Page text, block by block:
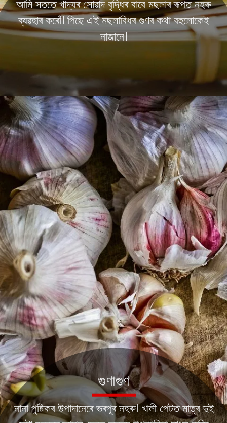
আমি সততে খাদ্যৰ সোৱাদ বৃদ্ধিৰ বাবে মছলাৰ ৰূপত নহৰু
ব্যৱহাৰ কৰোঁ। পিছে এই মছলাবিধৰ গুণৰ কথা বহুলোকেই
নাজানে।
নানা পুষ্টিকৰ উপাদানেৰে ভৰপূৰ নহৰু। খালী পেটত মাত্ৰ দুই
গুণাগুণ